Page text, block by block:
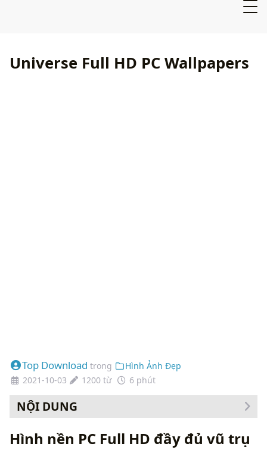
Universe Full HD PC Wallpapers
Top Download trong
Hình Ảnh Đẹp
2021-10-03
1200 từ 6 phút
NỘI DUNG
Hình nền PC Full HD đầy đủ vũ trụ